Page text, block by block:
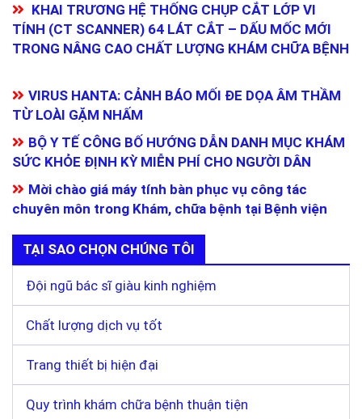
​ KHAI TRƯƠNG HỆ THỐNG CHỤP CẮT LỚP VI
TÍNH (CT SCANNER) 64 LÁT CẮT – DẤU MỐC MỚI
TRONG NÂNG CAO CHẤT LƯỢNG KHÁM CHỮA BỆNH
VIRUS HANTA: CẢNH BÁO MỐI ĐE DỌA ÂM THẦM
TỪ LOÀI GẶM NHẤM
BỘ Y TẾ CÔNG BỐ HƯỚNG DẪN DANH MỤC KHÁM
SỨC KHỎE ĐỊNH KỲ MIỄN PHÍ CHO NGƯỜI DÂN
Mời chào giá máy tính bàn phục vụ công tác
chuyên môn trong Khám, chữa bệnh tại Bệnh viện
TẠI SAO CHỌN CHÚNG TÔI
Đội ngũ bác sĩ giàu kinh nghiệm
Chất lượng dịch vụ tốt
Trang thiết bị hiện đại
Quy trình khám chữa bệnh thuận tiện